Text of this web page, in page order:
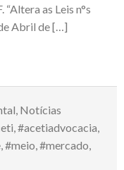
“Altera as Leis n°s
Abril de […]
Notícias
#acetiadvocacia
#meio #mercado